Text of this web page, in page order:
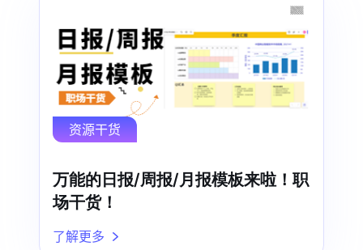
资源干货
万能的日报/周报/月报模板来啦！职
场干货！
了解更多